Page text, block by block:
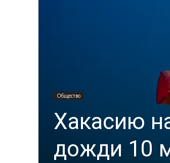
Общество
Хакасию
дожди 10